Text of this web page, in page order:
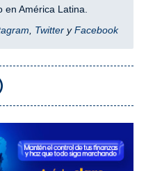
en América Latina.
, TwitteryFacebook